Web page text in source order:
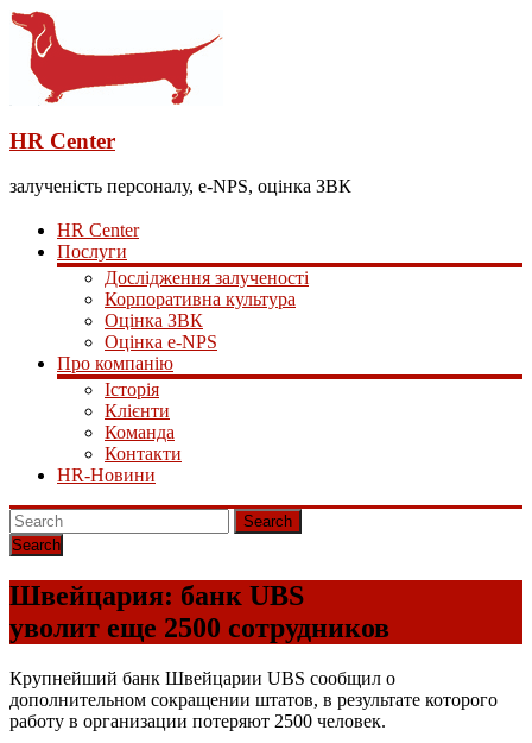
HR Center
залученість персоналу, e-NPS, оцінка ЗВК
HR Center
Послуги
Дослідження залученості
Корпоративна культура
Оцінка ЗВК
Оцінка e-NPS
Про компанію
Історія
Клієнти
Команда
Контакти
HR-Новини
Search
Швейцария: банк UBS
уволит еще 2500 сотрудников
Крупнейший банк Швейцарии UBS сообщил о
дополнительном сокращении штатов, в результате которого
работу в организации потеряют 2500 человек.